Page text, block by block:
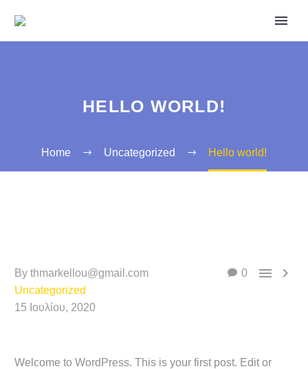
HELLO WORLD!
Home Uncategorized Hello world!
0  
By thmarkellou@gmail.com
Uncategorized
15 Ιουλίου, 2020
Welcome to WordPress. This is your first post. Edit or